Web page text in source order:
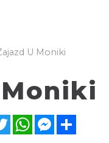
U Moniki
TwitterWhatsAppMessenger